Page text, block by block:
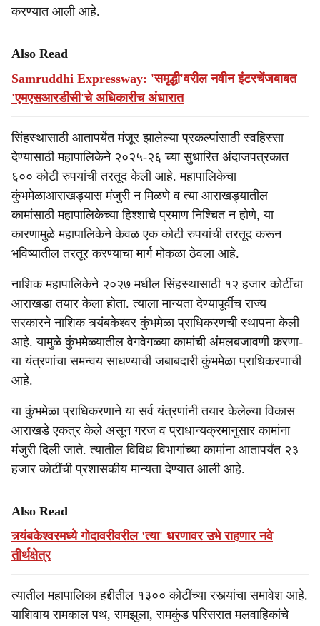
करण्यात आली आहे.
Also Read
Samruddhi Expressway: 'समृद्धी'वरील नवीन इंटरचेंजबाबत
'एमएसआरडीसी'चे अधिकारीच अंधारात
सिंहस्थासाठी आतापर्येत मंजूर झालेल्या प्रकल्पांसाठी स्वहिस्सा
देण्यासाठी महापालिकेने २०२५-२६ च्या सुधारित अंदाजपत्रकात
६०० कोटी रुपयांची तरतूद केली आहे. महापालिकेचा
कुंभमेळाआराखड्यास मंजुरी न मिळणे व त्या आराखड्यातील
कामांसाठी महापालिकेच्या हिश्शाचे प्रमाण निश्चित न होणे, या
कारणामुळे महापालिकेने केवळ एक कोटी रुपयांची तरतूद करून
भविष्यातील तरतूर करण्याचा मार्ग मोकळा ठेवला आहे.
नाशिक महापालिकेने २०२७ मधील सिंहस्थासाठी १२ हजार कोटींचा
आराखडा तयार केला होता. त्याला मान्यता देण्यापूर्वीच राज्य
सरकारने नाशिक त्र्यंबकेश्वर कुंभमेळा प्राधिकरणची स्थापना केली
आहे. यामुळे कुंभमेळ्यातील वेगवेगळ्या कामांची अंमलबजावणी करणा-
या यंत्रणांचा समन्वय साधण्याची जबाबदारी कुंभमेळा प्राधिकरणाची
आहे.
या कुंभमेळा प्राधिकरणाने या सर्व यंत्रणांनी तयार केलेल्या विकास
आराखडे एकत्र केले असून गरज व प्राधान्यक्रमानुसार कामांना
मंजुरी दिली जाते. त्यातील विविध विभागांच्या कामांना आतापर्यंत २३
हजार कोटींची प्रशासकीय मान्यता देण्यात आली आहे.
Also Read
त्र्यंबकेश्वरमध्ये गोदावरीवरील 'त्या' धरणावर उभे राहणार नवे
तीर्थक्षेत्र
त्यातील महापालिका हद्दीतील १३०० कोटींच्या रस्त्यांचा समावेश आहे.
याशिवाय रामकाल पथ, रामझुला, रामकुंड परिसरात मलवाहिकांचे